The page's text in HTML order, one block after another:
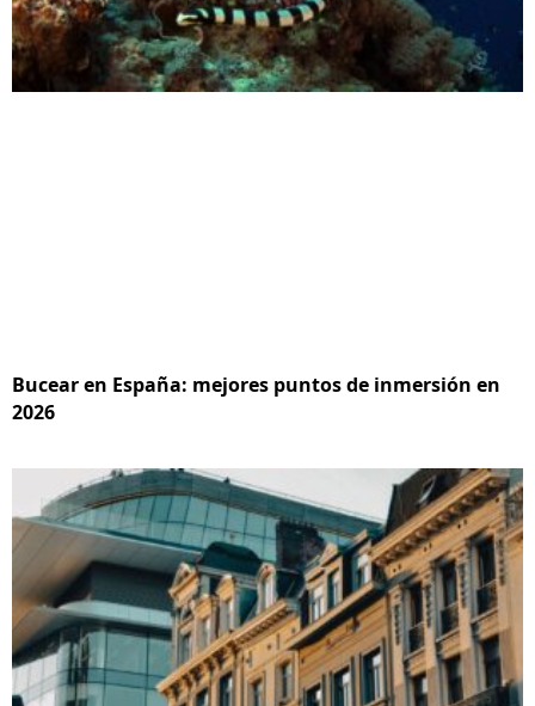
Bucear en España: mejores puntos de inmersión en
2026